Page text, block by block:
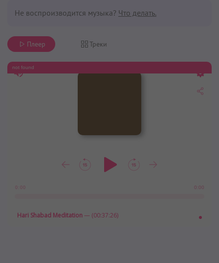
Не воспроизводится музыка? Что делать.
Плеер Треки
0:00 0:00
Hari Shabad Meditation— (00:37:26)
not found